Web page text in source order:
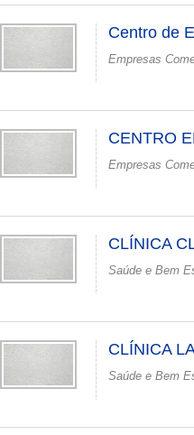
Centro de
Empresas
CENTRO
Empresas
CLÍNICA
Saúde e Bem
CLÍNICA
Saúde e Bem